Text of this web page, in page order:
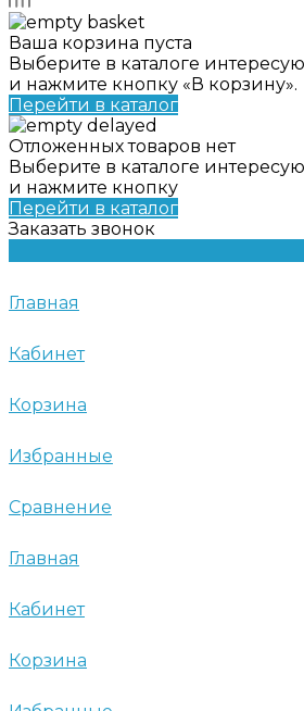
Ваша корзина пуста
Выберите в каталоге
и нажмите кнопку «В корзину».
Перейти в каталог
Отложенных товаров нет
Выберите в каталоге
и нажмите кнопку
Перейти в каталог
Заказать звонок
Главная
Кабинет
Корзина
Избранные
Сравнение
Главная
Кабинет
Корзина